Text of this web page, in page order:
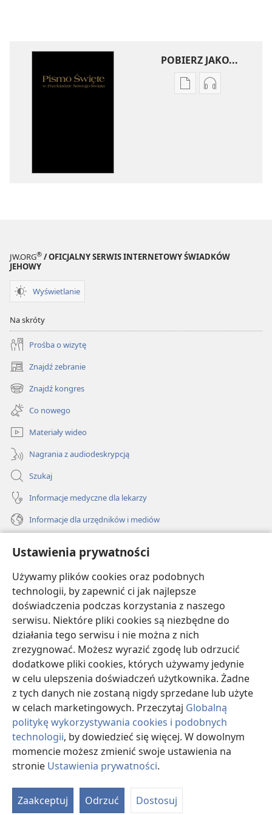
Ustawienia prywatności
Używamy plików cookies oraz podobnych
technologii, by zapewnić ci jak najlepsze
doświadczenia podczas korzystania z naszego
serwisu. Niektóre pliki cookies są niezbędne do
działania tego serwisu i nie można z nich
zrezygnować. Możesz wyrazić zgodę lub odrzucić
dodatkowe pliki cookies, których używamy jedynie
w celu ulepszenia doświadczeń użytkownika. Żadne
z tych danych nie zostaną nigdy sprzedane lub użyte
w celach marketingowych. Przeczytaj Globalną
politykę wykorzystywania cookies i podobnych
technologii, by dowiedzieć się więcej. W dowolnym
momencie możesz zmienić swoje ustawienia na
stronie Ustawienia prywatności.
Zaakceptuj Odrzuć Dostosuj
POBIERZ JAKO...
Ustawienia
z
Ustawienia
z
JW.ORG® / OFICJALNY SERWIS INTERNETOWY ŚWIADKÓW
JEHOWY
Wyświetlanie
Na skróty
Prośba o wizytę
Znajdź zebranie
(opens
new
window)
Znajdź kongres
(opens
new
window)
Co nowego
Materiały wideo
Nagrania z audiodeskrypcją
Szukaj
Informacje medyczne dla lekarzy
Informacje dla urzędników i mediów
Darowizny
(opens
new
window)BIBLIOTEKA INTERNETOWA Strażnicy
(opens
new
window)JW Hub
(opens
new
window)JW Library
Watchtower Library
Copyright© 2026 Watch Tower Bible and Tract Society of Pennsylvania.
WARUNKI UŻYTKOWANIA| POLITYKA PRYWATNOŚCI
PRYWATNOŚCI